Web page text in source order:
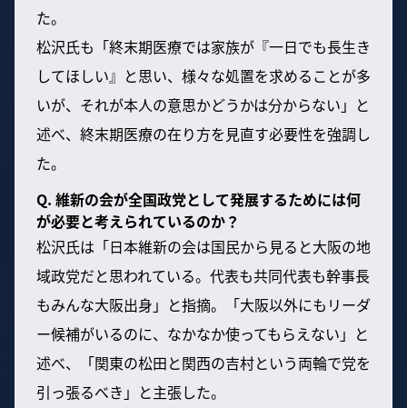
た。
松沢氏も「終末期医療では家族が『一日でも長生き
してほしい』と思い、様々な処置を求めることが多
いが、それが本人の意思かどうかは分からない」と
述べ、終末期医療の在り方を見直す必要性を強調し
た。
Q. 維新の会が全国政党として発展するためには何
が必要と考えられているのか？
松沢氏は「日本維新の会は国民から見ると大阪の地
域政党だと思われている。代表も共同代表も幹事長
もみんな大阪出身」と指摘。「大阪以外にもリーダ
ー候補がいるのに、なかなか使ってもらえない」と
述べ、「関東の松田と関西の吉村という両輪で党を
引っ張るべき」と主張した。